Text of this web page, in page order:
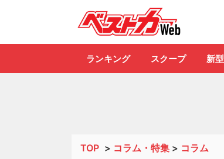
ランキング スクープ 新型
TOP > コラム・特集 > コラム